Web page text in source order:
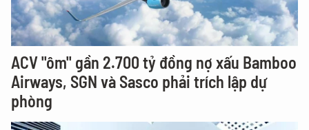
ACV "ôm" gần 2.700 tỷ đồng nợ xấu Bamboo
Airways, SGN và Sasco phải trích lập dự
phòng